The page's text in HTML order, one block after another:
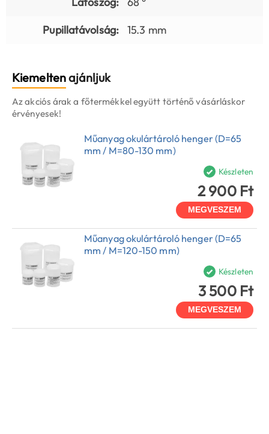
Pupillatávolság:
15.3 mm
Kiemeltenajánljuk
Az akciós árak a főtermékkel együtt történő vásárláskor
érvényesek!
Műanyag okulártároló henger (D=65
mm / M=80-130 mm)
Készleten
2 900 Ft
MEGVESZEM
Műanyag okulártároló henger (D=65
mm / M=120-150 mm)
Készleten
3 500 Ft
MEGVESZEM